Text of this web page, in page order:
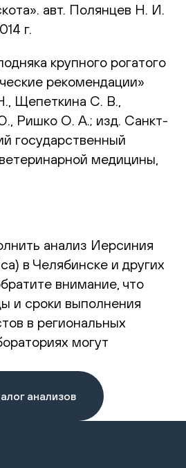
авт. Полянцев Н. И.
г.
крупного рогатого
рекомендации»
Щепеткина С. В.,
Ришко О. А.; изд. Санкт-
государственный
медицины,
анализ Иерсиния
в Челябинске и других
внимание, что
и сроки выполнения
в региональных
могут
анализов